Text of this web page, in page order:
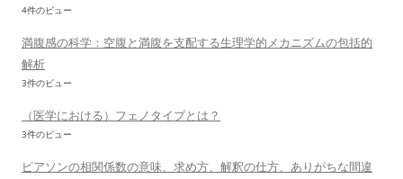
4件のビュー
満腹感の科学：空腹と満腹を支配する生理学的メカニズムの包括的
解析
3件のビュー
（医学における）フェノタイプとは？
3件のビュー
ピアソンの相関係数の意味、求め方、解釈の仕方、ありがちな間違